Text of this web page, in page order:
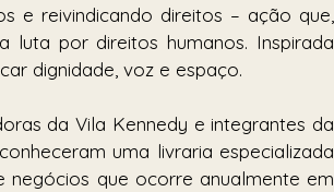
e reivindicando direitos – ação que,
luta por direitos humanos. Inspirada
dignidade, voz e espaço.
da Vila Kennedy e integrantes da
uma livraria especializada
negócios que ocorre anualmente em